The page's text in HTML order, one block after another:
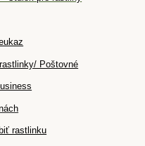
Poštovné
rastlinku